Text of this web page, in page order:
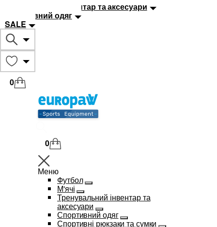
Тренувальний інвентар та аксесуари
Спортивний одяг
SALE
0
0
Меню
Футбол
М'ячі
Тренувальний інвентар та
аксесуари
Спортивний одяг
Спортивні рюкзаки та сумки